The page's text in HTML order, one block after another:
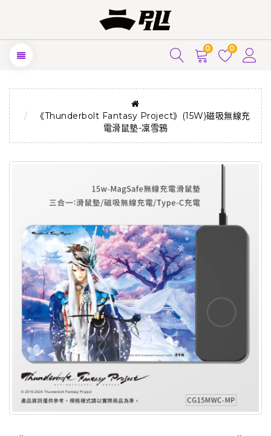
0 0
《Thunderbolt Fantasy Project》(15W)磁吸無線充
電滑鼠墊-凜雪鴉